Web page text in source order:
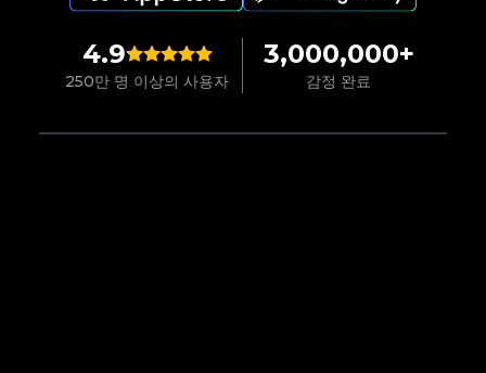
4.9
250만 명 이상의 사용자
3,000,000+
감정 완료